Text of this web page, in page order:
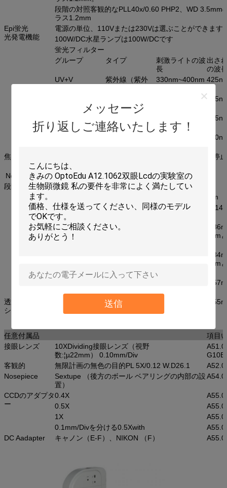
メッセージ
折り返しご連絡いたします！
送信
段階の対照客観的なPLL40x/0.60 PHP2、WD 3.5mm
ラス1.2mm
Epi蛍光
光発電機能
電源の単位、110Vまたは230Vは選ぶことができます
100W/DC水星ランプは100W/DCです
蛍光フィルター
グループ
タイプ
刺激ライトの波
長
出さ
の波
UV+V
紫外線（紫外
330nm~400nm
（v）
395nm~415nm
（b）
焦点システム
同軸粗く/良い焦点は、調節可能な張力および上り停
集中の最低の分割2umです
Nosepiece
五重のnosepiece
段階
固定段階の全面的なサイズは227mmX208mmです
ガラスrotundityの段階の全面的なサイズDia:118mm
機械移動装置は、移動範囲77mm （縦方向の）
（横断）
培養皿のホールダー1
中の設置スロット サイズ
（（l）円の培養皿Ф87.5mm
中の設置スロット サイズ
（（l）円の培養皿Ф68.5mm
X77.5mm
中の設置スロット サイズ
透過照明
システム
Turnplate段階の対照のコンデンサー、作動距離は
6V30Wハロゲン、明るさは制御を可能にします
任意付属品
項目
接眼レンズ
10XDividing接眼レンズ（視野
数:¦µ22mm） 0.10mm/Div
G10B
客観的
無限計画の無色の目的PL 5X/0.12 W.D26.1
Nosepiece
Sextupe （後方のボール ベアリングの内部の設
置）
CCDのアダプタ
ー
0.4X
0.5X
1X
0.1mm/Divを分ける0.5Xwith
DC Aadapter
キャノン（E-F）、NIKON （F）